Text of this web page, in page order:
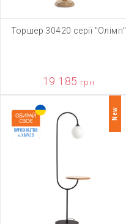
Торшер 30420 серії "Олімп"
19 185 грн
New